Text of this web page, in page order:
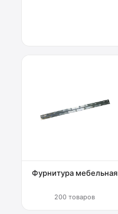
Фурнитура мебельная
200 товаров